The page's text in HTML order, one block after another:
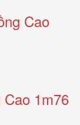
Cao
1m76